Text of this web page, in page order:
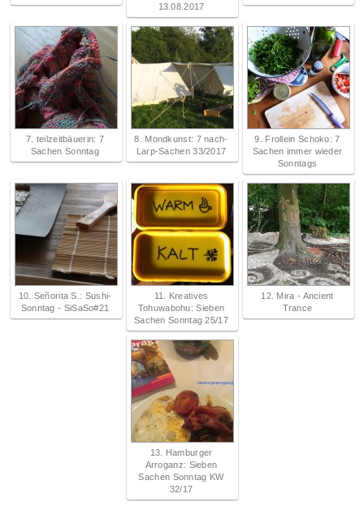
13.08.2017
7. teilzeitbäuerin: 7
Sachen Sonntag
8. Mondkunst: 7 nach-
Larp-Sachen 33/2017
9. Frollein Schoko: 7
Sachen immer wieder
Sonntags
10. Señorita S.: Sushi-
Sonntag - SiSaSo#21
11. Kreatives
Tohuwabohu: Sieben
Sachen Sonntag 25/17
12. Mira - Ancient
Trance
13. Hamburger
Arroganz: Sieben
Sachen Sonntag KW
32/17